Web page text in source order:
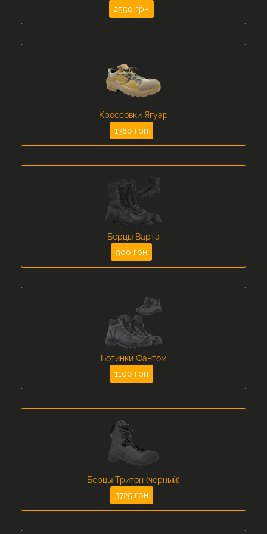
2550 грн
Кроссовки Ягуар
1380 грн
Берцы Варта
900 грн
Ботинки Фантом
1100 грн
Берцы Тритон (черный)
3725 грн